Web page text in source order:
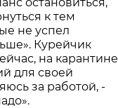
к тем
не успел
Курейчик
на карантине
для своей
за работой, -